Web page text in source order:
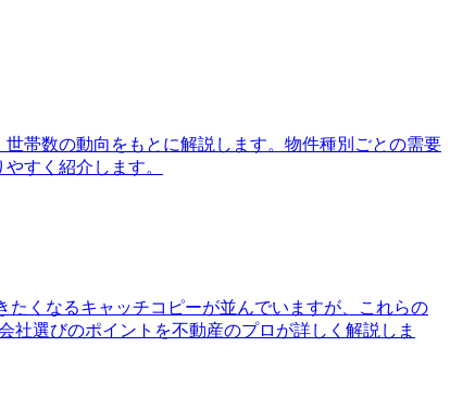
帯数の動向をもとに解説します。物件種別ごとの需要
すく紹介します。
くなるキャッチコピーが並んでいますが、これらの
社選びのポイントを不動産のプロが詳しく解説しま